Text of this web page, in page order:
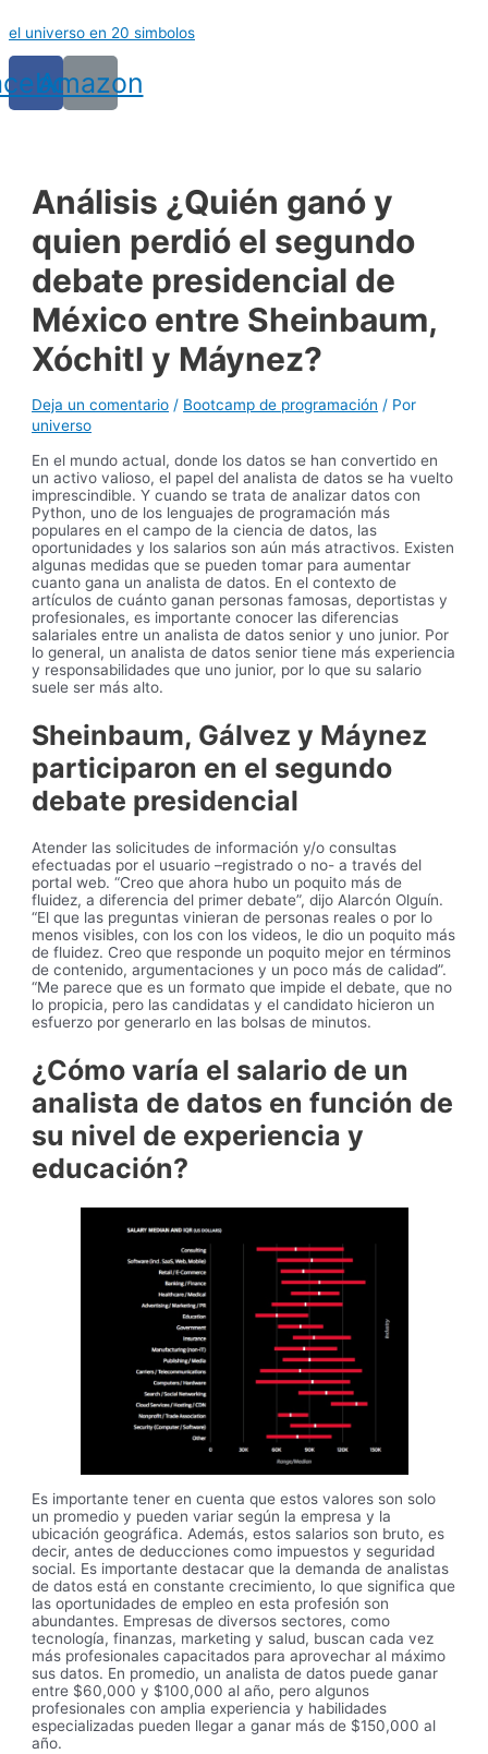
al
el universo en 20 simbolos
Amazon
Análisis ¿Quién ganó y
quien perdió el segundo
debate presidencial de
México entre Sheinbaum,
Xóchitl y Máynez?
Deja un comentario / Bootcamp de programación / Por
universo
En el mundo actual, donde los datos se han convertido en
un activo valioso, el papel del analista de datos se ha vuelto
imprescindible. Y cuando se trata de analizar datos con
Python, uno de los lenguajes de programación más
populares en el campo de la ciencia de datos, las
oportunidades y los salarios son aún más atractivos. Existen
algunas medidas que se pueden tomar para aumentar
cuanto gana un analista de datos. En el contexto de
artículos de cuánto ganan personas famosas, deportistas y
profesionales, es importante conocer las diferencias
salariales entre un analista de datos senior y uno junior. Por
lo general, un analista de datos senior tiene más experiencia
y responsabilidades que uno junior, por lo que su salario
suele ser más alto.
Sheinbaum, Gálvez y Máynez
participaron en el segundo
debate presidencial
Atender las solicitudes de información y/o consultas
efectuadas por el usuario –registrado o no- a través del
portal web. “Creo que ahora hubo un poquito más de
fluidez, a diferencia del primer debate”, dijo Alarcón Olguín.
“El que las preguntas vinieran de personas reales o por lo
menos visibles, con los con los videos, le dio un poquito más
de fluidez. Creo que responde un poquito mejor en términos
de contenido, argumentaciones y un poco más de calidad”.
“Me parece que es un formato que impide el debate, que no
lo propicia, pero las candidatas y el candidato hicieron un
esfuerzo por generarlo en las bolsas de minutos.
¿Cómo varía el salario de un
analista de datos en función de
su nivel de experiencia y
educación?
Es importante tener en cuenta que estos valores son solo
un promedio y pueden variar según la empresa y la
ubicación geográfica. Además, estos salarios son bruto, es
decir, antes de deducciones como impuestos y seguridad
social. Es importante destacar que la demanda de analistas
de datos está en constante crecimiento, lo que significa que
las oportunidades de empleo en esta profesión son
abundantes. Empresas de diversos sectores, como
tecnología, finanzas, marketing y salud, buscan cada vez
más profesionales capacitados para aprovechar al máximo
sus datos. En promedio, un analista de datos puede ganar
entre $60,000 y $100,000 al año, pero algunos
profesionales con amplia experiencia y habilidades
especializadas pueden llegar a ganar más de $150,000 al
año.